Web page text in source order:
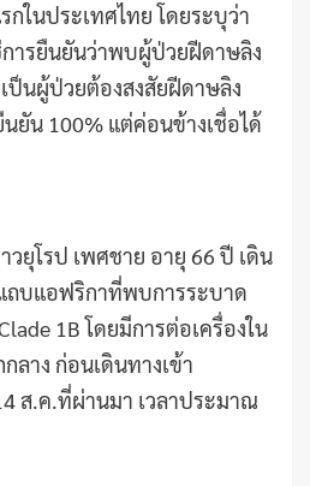
ในประเทศไทย โดยระบุว่า
การยืนยันว่าพบผู้ป่วยฝีดาษลิง
ป็นผู้ป่วยต้องสงสัยฝีดาษลิง
ยัน 100% แต่ค่อนข้างเชื่อได้
ยุโรป เพศชาย อายุ 66 ปี เดิน
ถบแอฟริกาที่พบการระบาด
1B โดยมีการต่อเครื่องใน
าง ก่อนเดินทางเข้า
ส.ค.ที่ผ่านมา เวลาประมาณ